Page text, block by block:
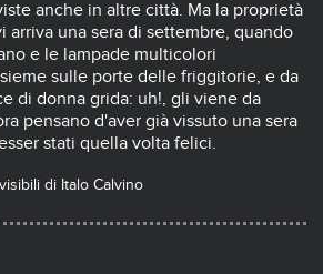
anche in altre città. Ma la proprietà
arriva una sera di settembre, quando
e le lampade multicolori
sulle porte delle friggitorie, e da
di donna grida: uh!, gli viene da
pensano d'aver già vissuto una sera
stati quella volta felici.
di Italo Calvino